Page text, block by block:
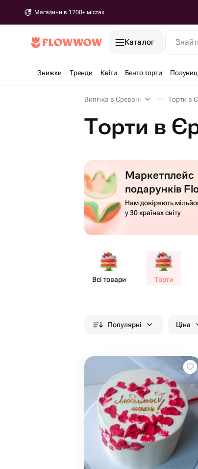
Магазини в 1700+ містах
Каталог
Знижки Тренди Квіти Бенто торти
Випічка в Єревані Торти в
Торти в
Маркетплейс
подарунків
Нам довіряють
у 30 країнах світу
Всі товари Торти
Популярні Ціна